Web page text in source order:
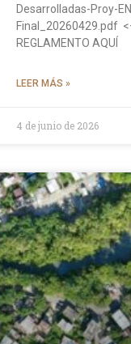
Desarrolladas-Proy-
Final_20260429.pdf
REGLAMENTO AQUÍ
LEER MÁS »
4 de junio de 2026